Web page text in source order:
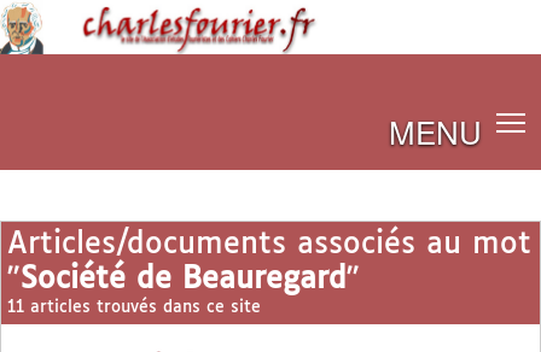
MENU
Articles/documents associés au mot
"Société de Beauregard "
11 articles trouvés dans ce site